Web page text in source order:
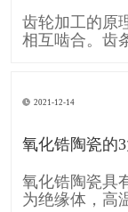
齿轮加工的原
相互啮合。齿
的运动。可见
A和工件运动
2021-12-14
氧化锆陶瓷的
氧化锆陶瓷具
为绝缘体，高